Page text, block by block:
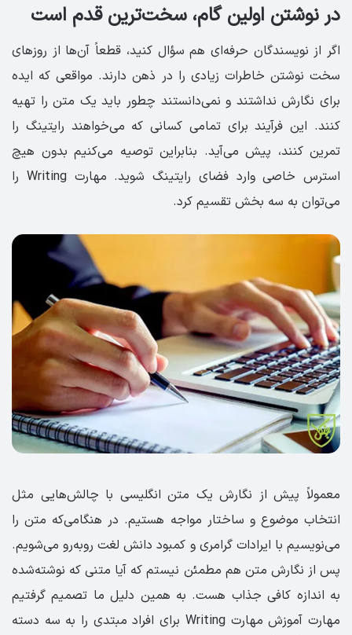
در نوشتن اولین گام، سخت‌ترین قدم است
اگر از نویسندگان حرفه‌ای هم سؤال کنید، قطعاً آن‌ها از روزهای
سخت نوشتن خاطرات زیادی را در ذهن دارند. مواقعی که ایده
برای نگارش نداشتند و نمی‌دانستند چطور باید یک متن را تهیه
کنند. این فرآیند برای تمامی کسانی که می‌خواهند رایتینگ را
تمرین کنند، پیش می‌آید. بنابراین توصیه می‌کنیم بدون هیچ
استرس خاصی وارد فضای رایتینگ شوید. مهارت Writing را
می‌توان به سه بخش تقسیم کرد.
معمولاً پیش از نگارش یک متن انگلیسی با چالش‌هایی مثل
انتخاب موضوع و ساختار مواجه هستیم. در هنگامی‌که متن را
می‌نویسیم با ایرادات گرامری و کمبود دانش لغت روبه‌رو می‌شویم.
پس از نگارش متن هم مطمئن نیستم که آیا متنی که نوشته‌شده
به اندازه کافی جذاب هست. به همین دلیل ما تصمیم گرفتیم
مهارت آموزش مهارت Writing برای افراد مبتدی را به سه دسته